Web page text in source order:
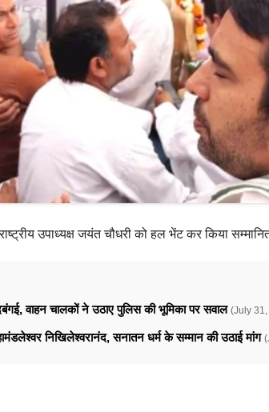
उपाध्यक्ष जयंत चौधरी को हल भेंट कर किया
वाहन चालकों ने उठाए पुलिस की भूमिका पर सवाल (July
निखिलेश्वरानंद, सनातन धर्म के सम्मान की उठाई मांग